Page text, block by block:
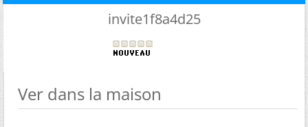
invite1f8a4d25
Ver dans la maison